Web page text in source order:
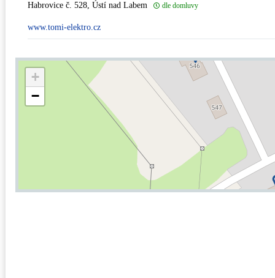
Habrovice č. 528, Ústí nad Labem dle domluvy
www.tomi-elektro.cz
+
−